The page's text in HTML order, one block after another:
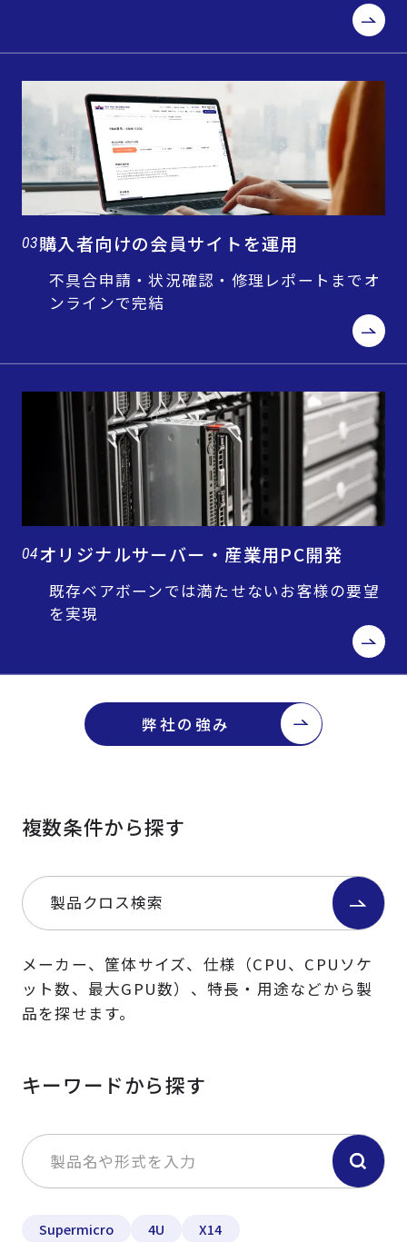
03購入者向けの会員サイトを運用
不具合申請・状況確認・修理レポートまでオ
ンラインで完結
04オリジナルサーバー・産業用PC開発
既存ベアボーンでは満たせないお客様の要望
を実現
弊社の強み
複数条件から探す
製品クロス検索
メーカー、筐体サイズ、仕様（CPU、CPUソケ
ット数、最大GPU数）、特長・用途などから製
品を探せます。
キーワードから探す
Supermicro 4U X14